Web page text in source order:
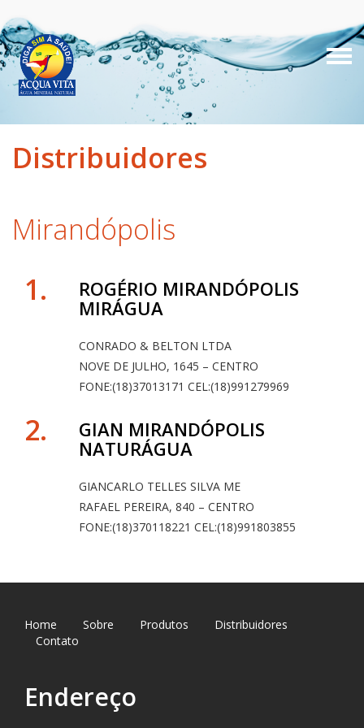
Distribuidores
Mirandópolis
1.
ROGÉRIO MIRANDÓPOLIS
MIRÁGUA
CONRADO & BELTON LTDA
NOVE DE JULHO, 1645 – CENTRO
FONE:(18)37013171 CEL:(18)991279969
2.
GIAN MIRANDÓPOLIS
NATURÁGUA
GIANCARLO TELLES SILVA ME
RAFAEL PEREIRA, 840 – CENTRO
FONE:(18)370118221 CEL:(18)991803855
Home Sobre Produtos
Distribuidores
Contato
Endereço